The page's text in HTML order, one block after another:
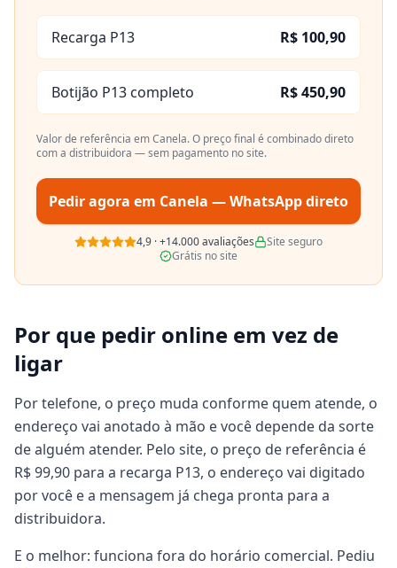
Recarga P13 R$ 100,90
Botijão P13 completo R$ 450,90
Valor de referência emCanela. O preço final é combinado direto
com a distribuidora — sem pagamento no site.
Pedir agora em Canela — WhatsApp direto
4,9 ·+14.000avaliações
Site seguro
Grátis no site
Por que pedir online em vez de
ligar
Por telefone, o preço muda conforme quem atende, o
endereço vai anotado à mão e você depende da sorte
de alguém atender. Pelo site, o preço de referência é
R$ 99,90 para a recarga P13, o endereço vai digitado
por você e a mensagem já chega pronta para a
distribuidora.
E o melhor: funciona fora do horário comercial. Pediu